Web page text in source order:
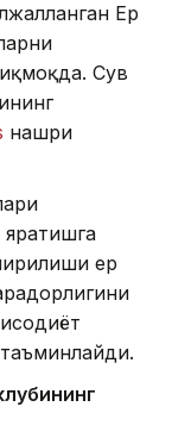
Ер
Сув
нашри
ер